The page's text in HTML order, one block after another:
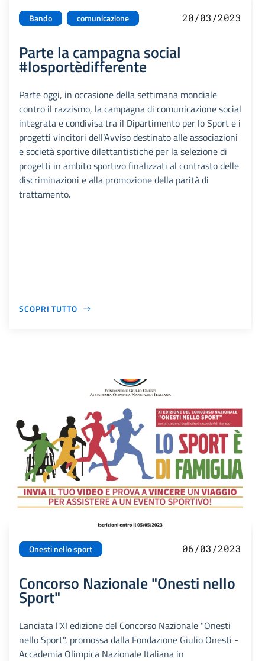
Bando comunicazione 20/03/2023
Parte la campagna social
#losportèdifferente
Parte oggi, in occasione della settimana mondiale
contro il razzismo, la campagna di comunicazione social
integrata e condivisa tra il Dipartimento per lo Sport e i
progetti vincitori dell’Avviso destinato alle associazioni
e società sportive dilettantistiche per la selezione di
progetti in ambito sportivo finalizzati al contrasto delle
discriminazioni e alla promozione della parità di
trattamento.
SCOPRI TUTTO
Onesti nello sport 06/03/2023
Concorso Nazionale "Onesti nello
Sport"
Lanciata l'XI edizione del Concorso Nazionale "Onesti
nello Sport", promossa dalla Fondazione Giulio Onesti -
Accademia Olimpica Nazionale Italiana in